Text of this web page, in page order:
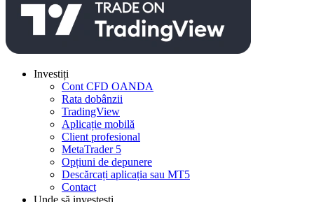
Investiți
Cont CFD OANDA
Rata dobânzii
TradingView
Aplicație mobilă
Client profesional
MetaTrader 5
Opțiuni de depunere
Descărcați aplicația sau MT5
Contact